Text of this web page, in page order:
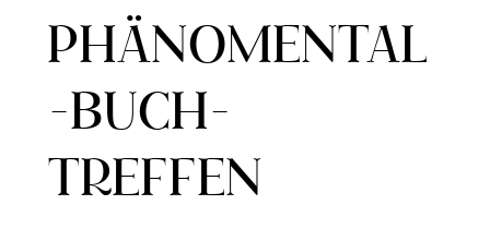
PHÄNOMENTAL
-BUCH-
TREFFEN